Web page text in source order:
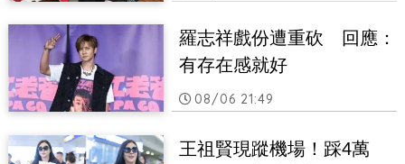
羅志祥戲份遭重砍　回應：
有存在感就好
08/06 21:49
王祖賢現蹤機場！踩4萬